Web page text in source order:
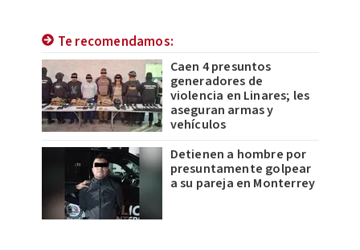
Te recomendamos:
Caen 4 presuntos
generadores de
violencia en Linares; les
aseguran armas y
vehículos
Detienen a hombre por
presuntamente golpear
a su pareja en Monterrey